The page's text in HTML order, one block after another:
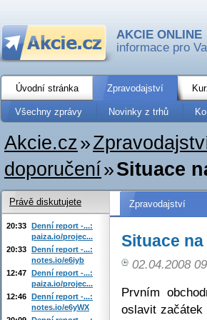
AKCIE ONLINE
informace pro
Úvodní stránka Zpravodajství
Všechny zprávy Novinky z trhů
Akcie.cz»
doporučení»Situace
Zpravodajství
Situace
02.04.2008
Prvním
oslavit
Právě diskutujete
20:33 Denní report -...:
paiza.io/projec...
20:33 Denní report -...:
notes.io/e6iyb
12:47 Denní report -...:
paiza.io/projec...
12:46 Denní report -...:
notes.io/e6yWX